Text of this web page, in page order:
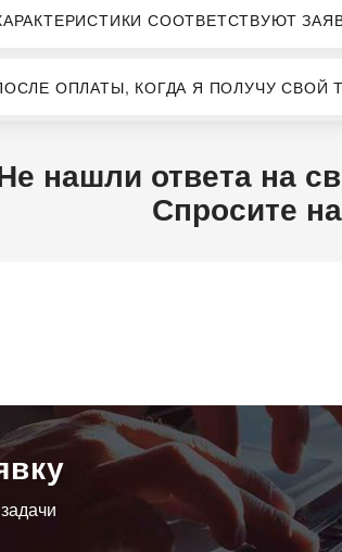
СООТВЕТСТВУЮТ
ОПЛАТЫ, КОГДА Я ПОЛУЧУ СВОЙ
нашли ответа на
Спросите